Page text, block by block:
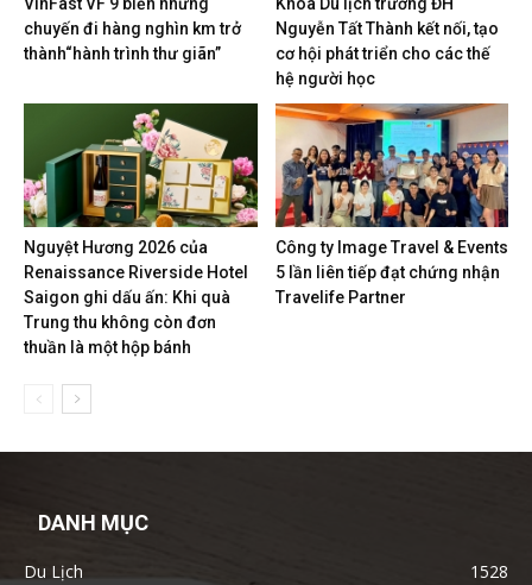
chuyến đi hàng nghìn km trở
thành“hành trình thư giãn”
Nguyễn Tất Thành kết nối, tạo
cơ hội phát triển cho các thế
hệ người học
Nguyệt Hương 2026 của
Renaissance Riverside Hotel
Saigon ghi dấu ấn: Khi quà
Trung thu không còn đơn
thuần là một hộp bánh
Công ty Image Travel & Events
5 lần liên tiếp đạt chứng nhận
Travelife Partner
DANH MỤC
Du Lịch
1528